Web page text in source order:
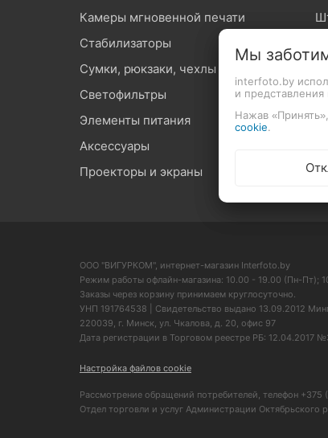
Камеры мгновенной печати
Стабилизаторы
Сумки, рюкзаки, чехлы
Светофильтры
Элементы питания
Аксессуары
Проекторы и экраны
ООО "ВИГУРКОМ", интернет-магазин Interfoto.by
Режим работы офлайн-магазина: 10.00 - 19.00 (Пн-Пт);
Заказы через корзину принимаем круглосуточно.
УНП 191764538 | Свидетельство выдано 13.09.2012
220039, г. Минск, ул. Чкалова, д. 20, офис 97
Дата регистрации в Торговом реестре РБ: 12.04.2017
Настройка файлов cookie
Рассмотрение обращений потребителей, телефон
Отдел торговли и услуг Администрации Октябрьского
Мы
interfoto.by
и
Нажав
cookie.